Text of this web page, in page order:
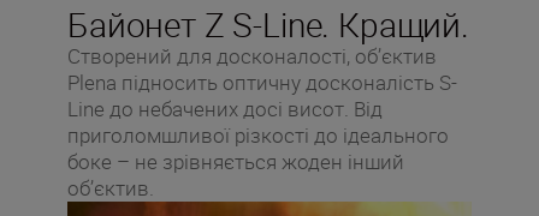
Байонет Z S-Line. Кращий.
Створений для досконалості, об’єктив
Plena підносить оптичну досконалість S-
Line до небачених досі висот. Від
приголомшливої ​​різкості до ідеального
боке – не зрівняється жоден інший
об’єктив.